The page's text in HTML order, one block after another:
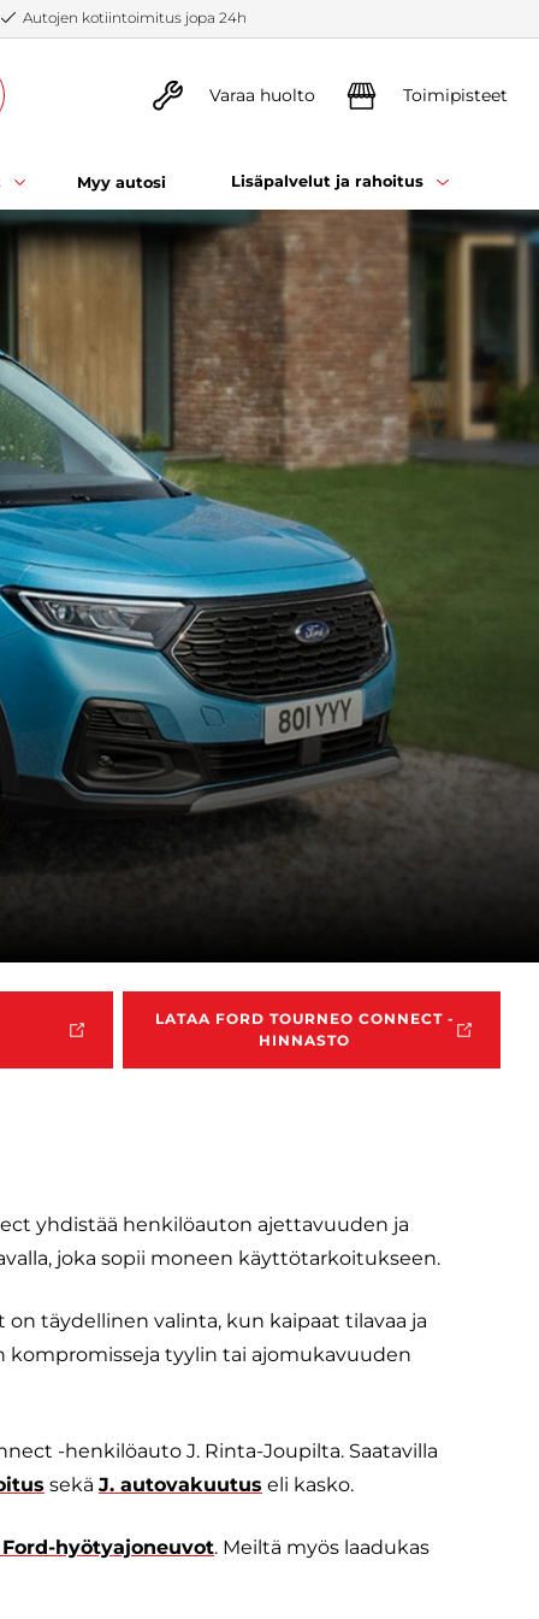
Autojen kotiintoimitus jopa 24h
Varaa huolto Toimipisteet
Myy autosi Lisäpalvelut ja rahoitus
LATAA FORD TOURNEO CONNECT -
HINNASTO
yhdistää henkilöauton ajettavuuden ja
joka sopii moneen käyttötarkoitukseen.
on täydellinen valinta, kun kaipaat tilavaa ja
kompromisseja tyylin tai ajomukavuuden
-henkilöauto J. Rinta-Joupilta. Saatavilla
sekä J. autovakuutus eli kasko.
hyötyajoneuvot. Meiltä myös laadukas